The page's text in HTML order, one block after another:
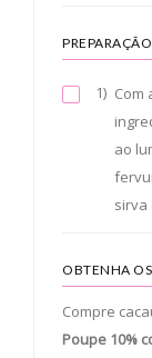
PREPARAÇÃO
1) Com
ao
sirva
OBTENHA
Compre
Poupe 10%